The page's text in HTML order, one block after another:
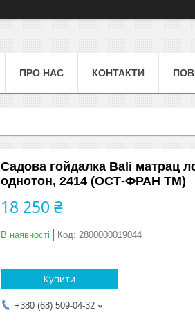
ПРО НАС КОНТАКТИ
Садова гойдалка Bali матрац
однотон, 2414 (ОСТ-ФРАН ТМ)
18 250 ₴
В наявності Код: 2800000019044
Купити
+380 (68) 509-04-32